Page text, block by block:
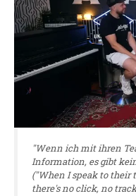
"Wenn ich mit ihren
Information, es gibt
("When I speak to their
there's no click, no